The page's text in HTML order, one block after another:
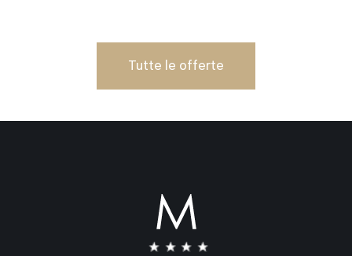
Tutte le offerte